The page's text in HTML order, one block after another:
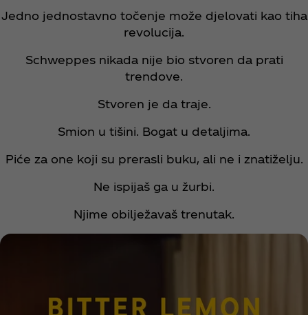
Jedno jednostavno točenje može djelovati kao tiha
revolucija.
Schweppes nikada nije bio stvoren da prati
trendove.
Stvoren je da traje.
Smion u tišini. Bogat u detaljima.
Piće za one koji su prerasli buku, ali ne i znatiželju.
Ne ispijaš ga u žurbi.
Njime obilježavaš trenutak.